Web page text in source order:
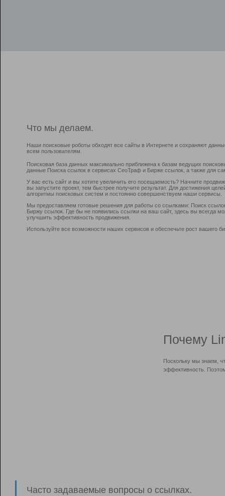
Что мы делаем.
Наши поисковые роботы обходят все сайты в Интернете и сохраняют
всем пользователям.
Поисковая база данных максимально приближена к базам ведущих
данные Поиска ссылок в сервисах СеоТраф и Бирже ссылок, а также для
У вас есть сайт и вы хотите увеличить его посещаемость? Начните
вы запустите проект, тем быстрее получите результат. Для достижения
алгоритмы поисковых систем и постоянно совершенствуем наши сервисы.
Мы предоставляем готовые решения для работы со ссылками: Поиск
Биржу ссылок. Где бы не появились ссылки на ваш сайт, здесь вы всегда
улучшить эффективность продвижения.
Используйте все возможности наших сервисов и обеспечьте рост вашего
Почему
Поскольку мы знаем,
эффективность.
Часто задаваемые вопросы о ссылках.